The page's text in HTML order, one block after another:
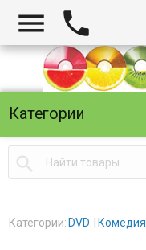
 
Категории

Категории: DVD Комедия